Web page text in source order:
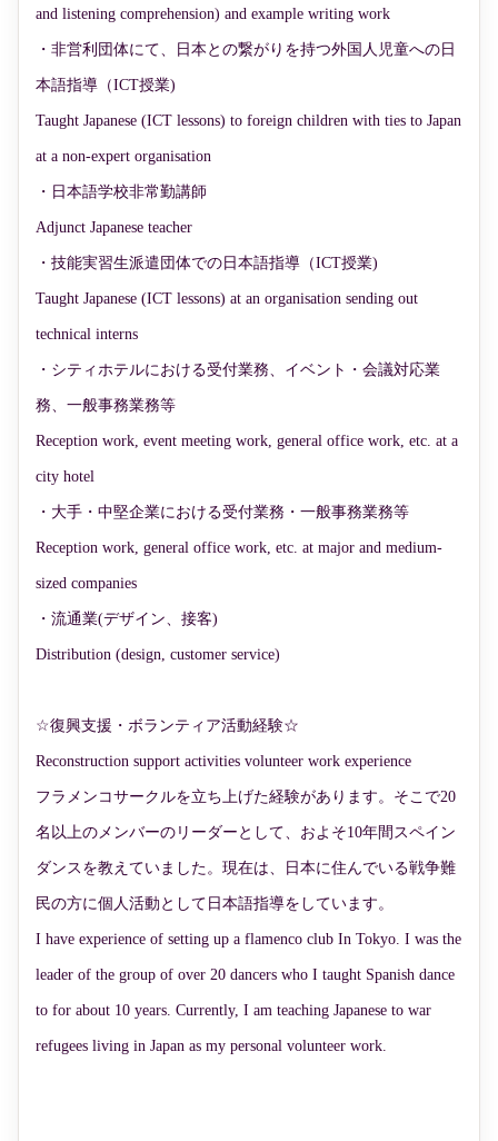
and listening comprehension) and example writing work
・非営利団体にて、日本との繋がりを持つ外国人児童への日
本語指導（ICT授業)
Taught Japanese (ICT lessons) to foreign children with ties to Japan
at a non-expert organisation
・日本語学校非常勤講師
Adjunct Japanese teacher
・技能実習生派遣団体での日本語指導（ICT授業)
Taught Japanese (ICT lessons) at an organisation sending out
technical interns
・シティホテルにおける受付業務、イベント・会議対応業
務、一般事務業務等
Reception work, event meeting work, general office work, etc. at a
city hotel
・大手・中堅企業における受付業務・一般事務業務等
Reception work, general office work, etc. at major and medium-
sized companies
・流通業(デザイン、接客)
Distribution (design, customer service)
☆復興支援・ボランティア活動経験☆
Reconstruction support activities volunteer work experience
フラメンコサークルを立ち上げた経験があります。そこで20
名以上のメンバーのリーダーとして、およそ10年間スペイン
ダンスを教えていました。現在は、日本に住んでいる戦争難
民の方に個人活動として日本語指導をしています。
I have experience of setting up a flamenco club In Tokyo. I was the
leader of the group of over 20 dancers who I taught Spanish dance
to for about 10 years. Currently, I am teaching Japanese to war
refugees living in Japan as my personal volunteer work.